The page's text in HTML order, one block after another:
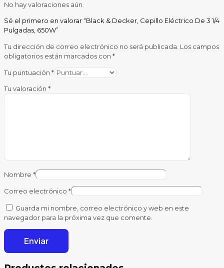
No hay valoraciones aún.
Sé el primero en valorar “Black & Decker, Cepillo Eléctrico De 3 1/4
Pulgadas, 650W”
Tu dirección de correo electrónico no será publicada. Los campos
obligatorios están marcados con *
Tu puntuación *
Tu valoración *
Nombre *
Correo electrónico *
Guarda mi nombre, correo electrónico y web en este
navegador para la próxima vez que comente.